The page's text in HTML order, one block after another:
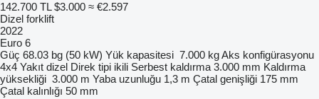
142.700 TL $3.000 ≈ €2.597
Dizel forklift
2022
Euro 6
Güç 68.03 bg (50 kW) Yük kapasitesi 7.000 kgAks konfigürasyonu
4x4 Yakıt dizel Direk tipi ikili Serbest kaldırma 3.000 mm Kaldırma
yüksekliği 3.000 m Yaba uzunluğu 1,3 m Çatal genişliği 175 mm
Çatal kalınlığı 50 mm